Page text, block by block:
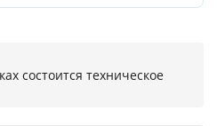
состоится техническое